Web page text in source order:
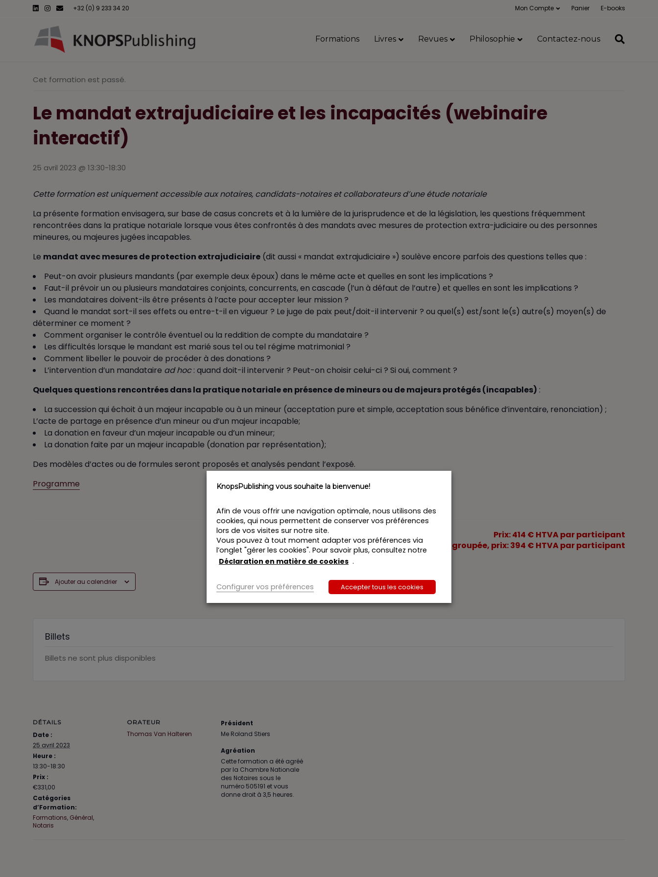
L
i
d
I
n
g
r
E
m
i
+32 (0) 9 233 34 20 Mon Compte Panier E-books
Formations Livres Revues Philosophie Contactez-nous
Cet formation est passé.
Le mandat extrajudiciaire et les incapacités (webinaire
interactif)
25 avril 2023 @ 13:30-18:30
Cette formation est uniquement accessible aux notaires, candidats-notaires et collaborateurs d’une étude notariale
La présente formation envisagera, sur base de casus concrets et à la lumière de la jurisprudence et de la législation, les questions fréquemment
rencontrées dans la pratique notariale lorsque vous êtes confrontés à des mandats avec mesures de protection extra-judiciaire ou des personnes
mineures, ou majeures jugées incapables.
Le mandat avec mesures de protection extrajudiciaire (dit aussi « mandat extrajudiciaire ») soulève encore parfois des questions telles que :
Peut-on avoir plusieurs mandants (par exemple deux époux) dans le même acte et quelles en sont les implications ?
Faut-il prévoir un ou plusieurs mandataires conjoints, concurrents, en cascade (l’un à défaut de l’autre) et quelles en sont les implications ?
Les mandataires doivent-ils être présents à l’acte pour accepter leur mission ?
Quand le mandat sort-il ses effets ou entre-t-il en vigueur ? Le juge de paix peut/doit-il intervenir ? ou quel(s) est/sont le(s) autre(s) moyen(s) de
déterminer ce moment ?
Comment organiser le contrôle éventuel ou la reddition de compte du mandataire ?
Les difficultés lorsque le mandant est marié sous tel ou tel régime matrimonial ?
Comment libeller le pouvoir de procéder à des donations ?
L’intervention d’un mandataire ad hoc: quand doit-il intervenir ? Peut-on choisir celui-ci ? Si oui, comment ?
Quelques questions rencontrées dans la pratique notariale en présence de mineurs ou de majeurs protégés (incapables) :
La succession qui échoit à un majeur incapable ou à un mineur (acceptation pure et simple, acceptation sous bénéfice d’inventaire, renonciation) ;
L’acte de partage en présence d’un mineur ou d’un majeur incapable;
La donation en faveur d’un majeur incapable ou d’un mineur;
La donation faite par un majeur incapable (donation par représentation);
Des modèles d’actes ou de formules seront proposés et analysés pendant l’exposé.
Programme
Prix: 414 € HTVA par participant
Si inscription groupée, prix: 394 € HTVA par participant
Ajouter au calendrier
Billets
Billets ne sont plus disponibles
DÉTAILS
Date :
25 avril 2023
Heure :
13:30-18:30
Prix :
€331,00
Catégories
d’Formation:
Formations, Général,
Notaris
ORATEUR
Thomas Van Halteren
Président
Me Roland Stiers
Agréation
Cette formation a été agréé
par la Chambre Nationale
des Notaires sous le
numéro 505191 et vous
donne droit à 3,5 heures.
KnopsPublishing vous souhaite la bienvenue!
Afin de vous offrir une navigation optimale, nous utilisons des
cookies, qui nous permettent de conserver vos préférences
lors de vos visites sur notre site.
Vous pouvez à tout moment adapter vos préférences via
l’onglet "gérer les cookies". Pour savoir plus, consultez notre
Déclaration en matière de cookies .
Configurer vos préférences Accepter tous les cookies